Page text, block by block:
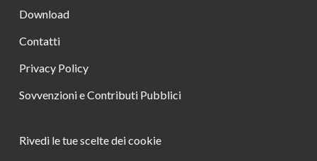
Download
Contatti
Privacy Policy
Sovvenzioni e Contributi Pubblici
Rivedi le tue scelte dei cookie